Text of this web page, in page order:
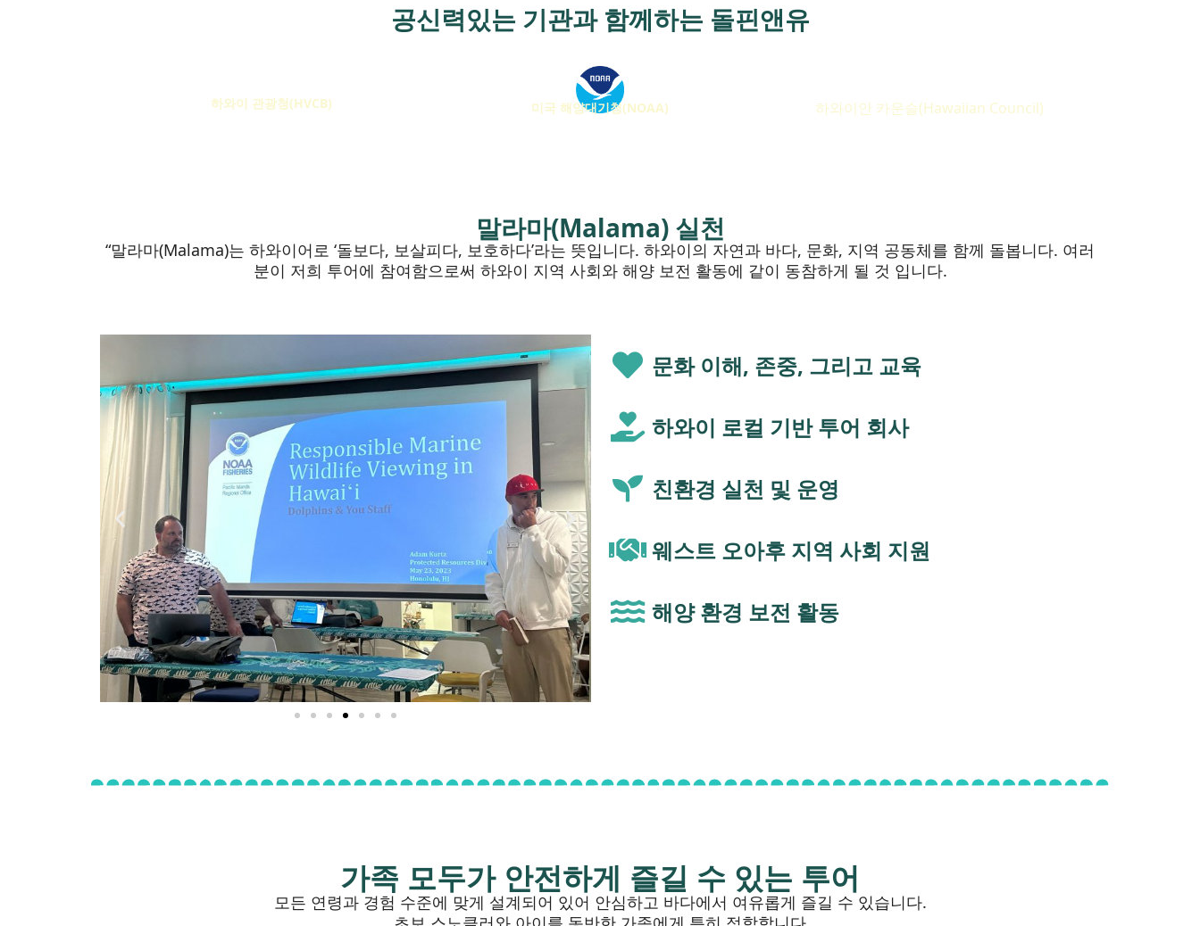
공신력있는 기관과 함께하는 돌핀앤유
하와이 관광청(HVCB) 미국 해양대기청(NOAA) 하와이안 카운슬(Hawaiian Council)
말라마(Malama) 실천
“말라마(Malama)는 하와이어로 ‘돌보다, 보살피다, 보호하다’라는 뜻입니다. 하와이의 자연과 바다, 문화, 지역 공동체를 함께 돌봅니다. 여러
분이 저희 투어에 참여함으로써 하와이 지역 사회와 해양 보전 활동에 같이 동참하게 될 것 입니다.
문화 이해, 존중, 그리고 교육
하와이 로컬 기반 투어 회사
친환경 실천 및 운영
웨스트 오아후 지역 사회 지원
해양 환경 보전 활동
가족 모두가 안전하게 즐길 수 있는 투어
모든 연령과 경험 수준에 맞게 설계되어 있어 안심하고 바다에서 여유롭게 즐길 수 있습니다.